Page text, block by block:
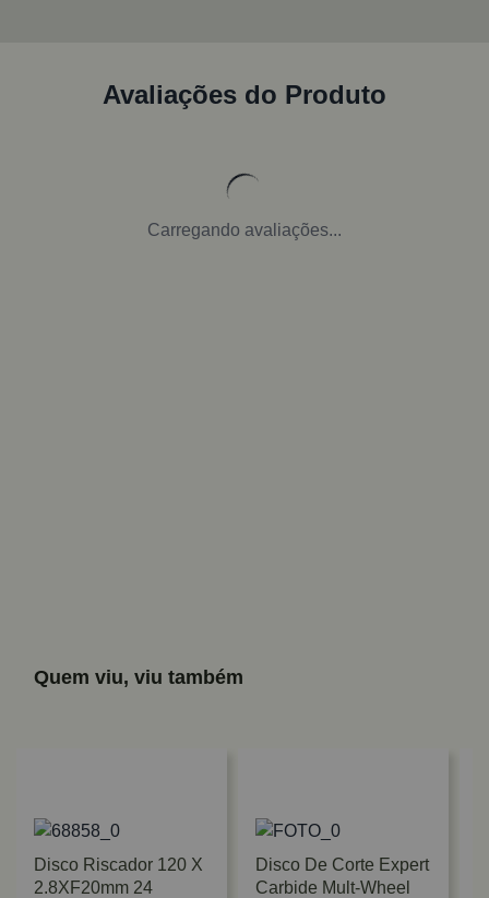
Avaliações do Produto
Carregando avaliações...
Quem viu, viu também
Disco Riscador 120 X
2.8XF20mm 24
Disco De Corte Expert
Carbide Mult-Wheel